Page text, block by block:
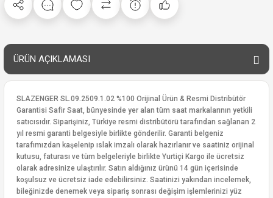
ÜRÜN AÇIKLAMASI
SLAZENGER SL.09.2509.1.02 %100 Orijinal Ürün & Resmi Distribütör
Garantisi Safir Saat, bünyesinde yer alan tüm saat markalarının yetkili
satıcısıdır. Siparişiniz, Türkiye resmi distribütörü tarafından sağlanan 2
yıl resmi garanti belgesiyle birlikte gönderilir. Garanti belgeniz
tarafımızdan kaşelenip ıslak imzalı olarak hazırlanır ve saatiniz orijinal
kutusu, faturası ve tüm belgeleriyle birlikte Yurtiçi Kargo ile ücretsiz
olarak adresinize ulaştırılır. Satın aldığınız ürünü 14 gün içerisinde
koşulsuz ve ücretsiz iade edebilirsiniz. Saatinizi yakından incelemek,
bileğinizde denemek veya sipariş sonrası değişim işlemlerinizi yüz